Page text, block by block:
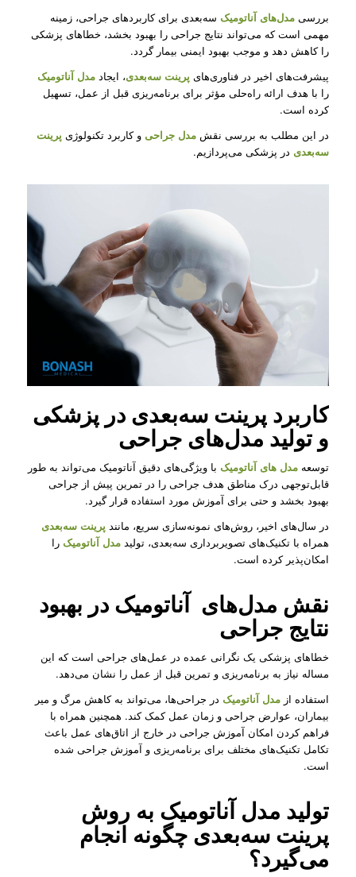
بررسی مدل‌های آناتومیکسه‌بعدی برای کاربردهای جراحی، زمینه
مهمی است که می‌تواند نتایج جراحی را بهبود بخشد، خطاهای پزشکی
را کاهش دهد و موجب بهبود ایمنی بیمار گردد.
پیشرفت‌های اخیر در فناوری‌های پرینت سه‌بعدی، ایجاد مدل آناتومیک
را با هدف ارائه راه‌حلی مؤثر برای برنامه‌ریزی قبل از عمل، تسهیل
کرده است.
در این مطلب به بررسی نقش مدل‌ جراحیو کاربرد تکنولوژی پرینت
سه‌بعدی در پزشکی می‌پردازیم.
کاربرد پرینت سه‌بعدی در پزشکی
و تولید مدل‌های جراحی
توسعه مدل های آناتومیک با ویژگی‌های دقیق آناتومیک می‌تواند به طور
قابل‌توجهی درک مناطق هدف جراحی را در تمرین پیش از جراحی
بهبود بخشد و حتی برای آموزش مورد استفاده قرار گیرد.
در سال‌های اخیر، روش‌های نمونه‌سازی سریع، مانند پرینت سه‌بعدی
همراه با تکنیک‌های تصویربرداری سه‌بعدی، تولید مدل آناتومیک را
امکان‌پذیر کرده است.
نقش مدل‌‌های آناتومیک در بهبود
نتایج جراحی
خطاهای پزشکی یک نگرانی عمده در عمل‌های جراحی است که این
مساله نیاز به برنامه‌ریزی و تمرین قبل از عمل را نشان می‌دهد.
استفاده از مدل آناتومیکدر جراحی‌ها، می‌تواند به کاهش مرگ و میر
بیماران، عوارض جراحی و زمان عمل کمک کند. همچنین همراه با
فراهم کردن امکان آموزش جراحی در خارج از اتاق‌های عمل باعث
تکامل تکنیک‌های مختلف برای برنامه‌ریزی و آموزش جراحی شده
است.
تولید مدل آناتومیک به روش
پرینت سه‌بعدی چگونه انجام
می‌گیرد؟